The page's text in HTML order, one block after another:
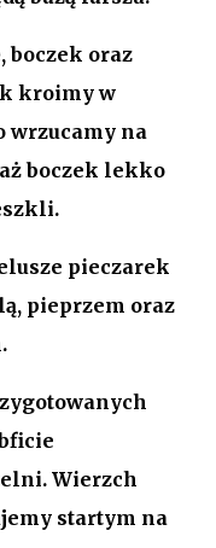
boczek oraz
kroimy w
wrzucamy na
boczek lekko
pieczarek
pieprzem oraz
Wierzch
startym na